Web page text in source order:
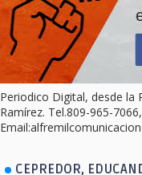
Periodico Digital, desde la
Ramírez. Tel.809-965-7066,
CEPREDOR,